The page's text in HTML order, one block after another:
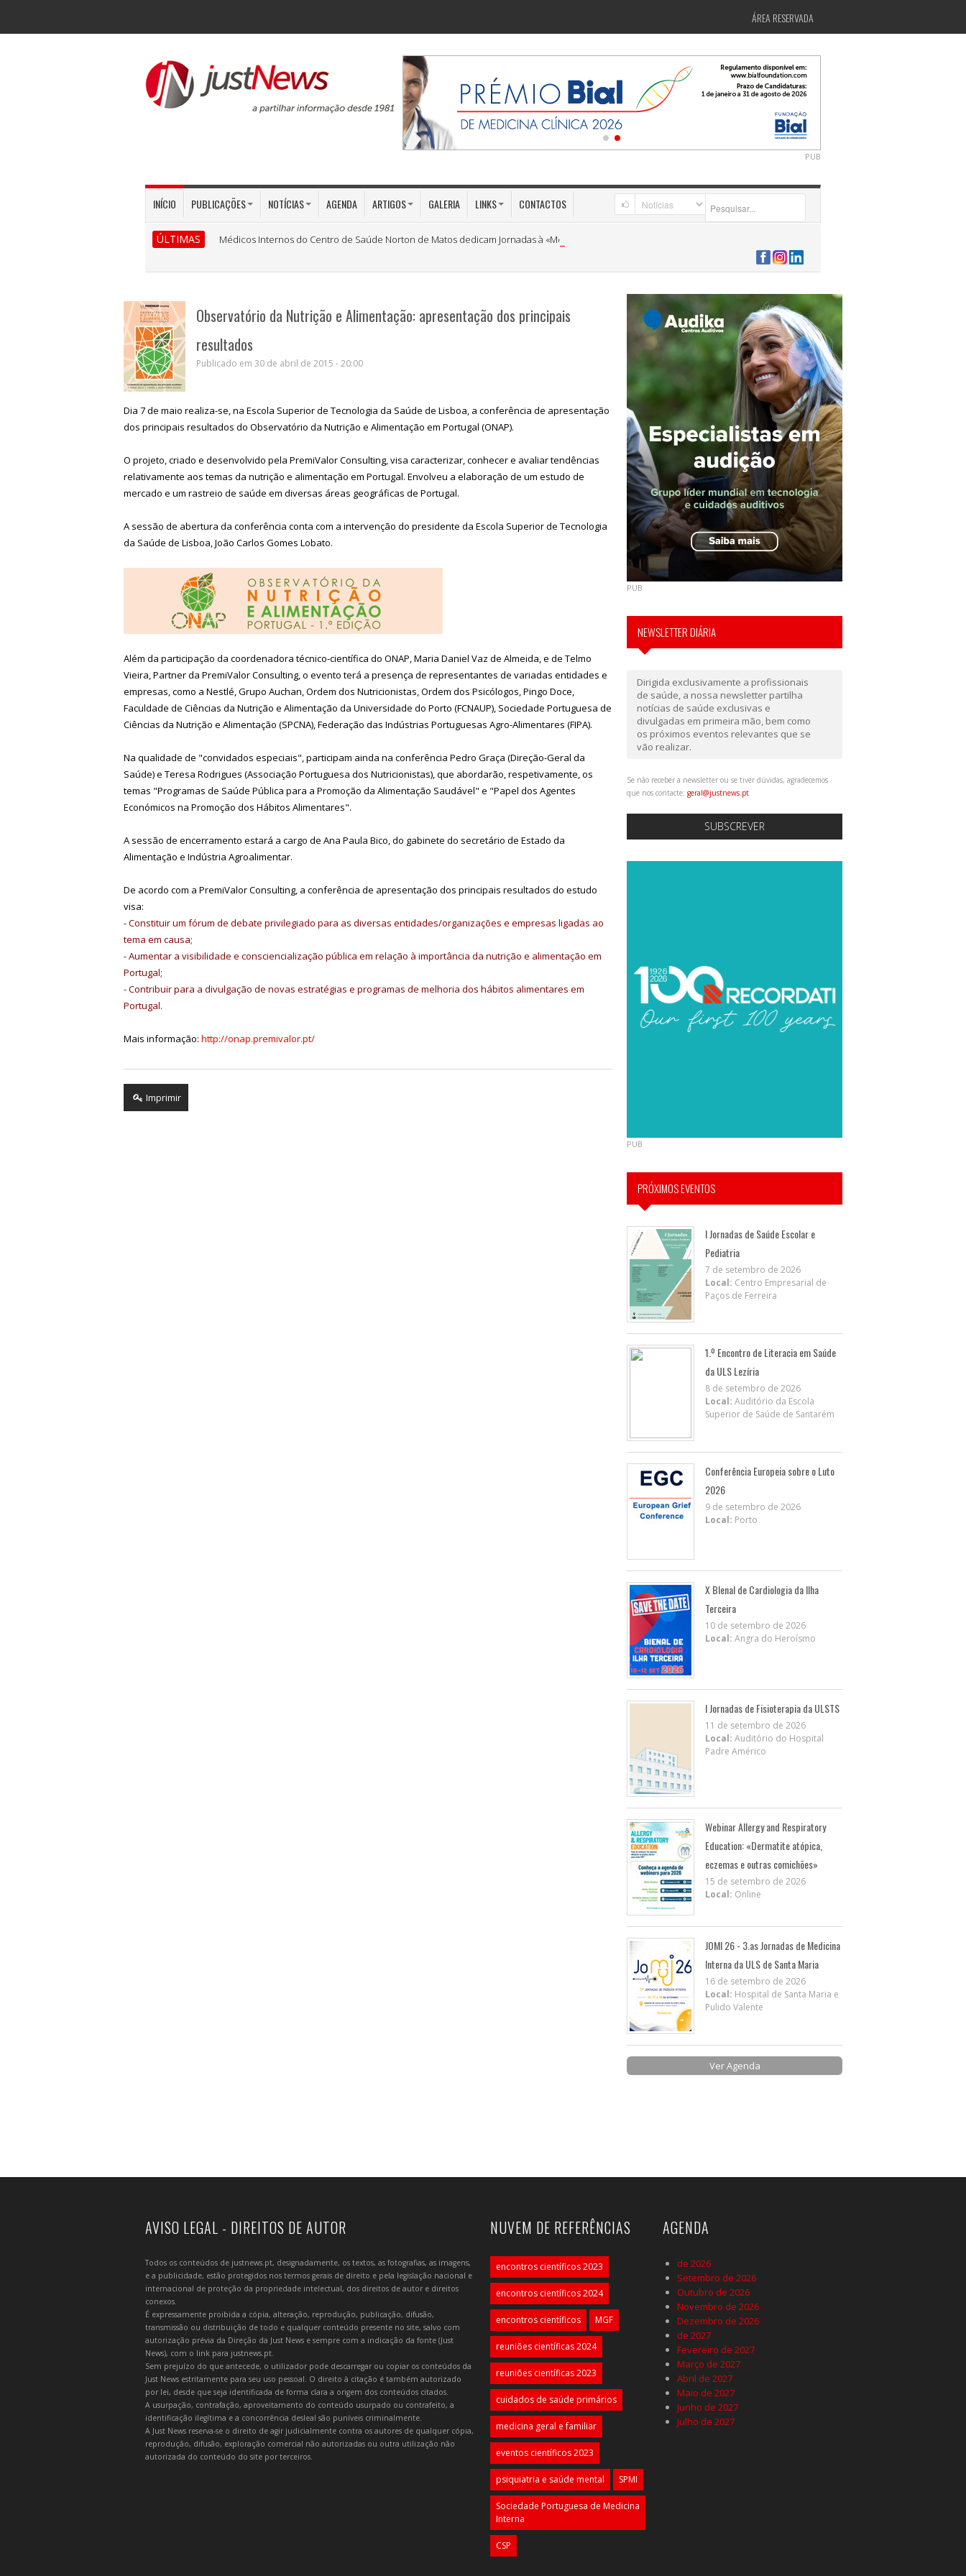
ÁREA RESERVADA
PUB
INÍCIO PUBLICAÇÕES NOTÍCIAS AGENDA ARTIGOS GALERIA LINKS CONTACTOS
ÚLTIMAS Médicos Internos do Centro de Saúde Norton de Matos dedicam Jornadas à «Medicina Preventiva»
Observatório da Nutrição e Alimentação: apresentação dos principais
resultados
Publicado em 30 de abril de 2015 - 20:00
Dia 7 de maio realiza-se, na Escola Superior de Tecnologia da Saúde de Lisboa, a conferência de apresentação
dos principais resultados do Observatório da Nutrição e Alimentação em Portugal (ONAP).
O projeto, criado e desenvolvido pela PremiValor Consulting, visa caracterizar, conhecer e avaliar tendências
relativamente aos temas da nutrição e alimentação em Portugal. Envolveu a elaboração de um estudo de
mercado e um rastreio de saúde em diversas áreas geográficas de Portugal.
A sessão de abertura da conferência conta com a intervenção do presidente da Escola Superior de Tecnologia
da Saúde de Lisboa, João Carlos Gomes Lobato.
Além da participação da coordenadora técnico-científica do ONAP, Maria Daniel Vaz de Almeida, e de Telmo
Vieira, Partner da PremiValor Consulting, o evento terá a presença de representantes de variadas entidades e
empresas, como a Nestlé, Grupo Auchan, Ordem dos Nutricionistas, Ordem dos Psicólogos, Pingo Doce,
Faculdade de Ciências da Nutrição e Alimentação da Universidade do Porto (FCNAUP), Sociedade Portuguesa de
Ciências da Nutrição e Alimentação (SPCNA), Federação das Indústrias Portuguesas Agro-Alimentares (FIPA).
Na qualidade de "convidados especiais", participam ainda na conferência Pedro Graça (Direção-Geral da
Saúde) e Teresa Rodrigues (Associação Portuguesa dos Nutricionistas), que abordarão, respetivamente, os
temas "Programas de Saúde Pública para a Promoção da Alimentação Saudável" e "Papel dos Agentes
Económicos na Promoção dos Hábitos Alimentares".
A sessão de encerramento estará a cargo de Ana Paula Bico, do gabinete do secretário de Estado da
Alimentação e Indústria Agroalimentar.
De acordo com a PremiValor Consulting, a conferência de apresentação dos principais resultados do estudo
visa:
- Constituir um fórum de debate privilegiado para as diversas entidades/organizações e empresas ligadas ao
tema em causa;
- Aumentar a visibilidade e consciencialização pública em relação à importância da nutrição e alimentação em
Portugal;
- Contribuir para a divulgação de novas estratégias e programas de melhoria dos hábitos alimentares em
Portugal.
Mais informação: http://onap.premivalor.pt/
Imprimir
PUB
NEWSLETTER DIÁRIA
Dirigida exclusivamente a profissionais
de saúde, a nossa newsletter partilha
notícias de saúde exclusivas e
divulgadas em primeira mão, bem como
os próximos eventos relevantes que se
vão realizar.
Se não receber a newsletter ou se tiver dúvidas, agradecemos
que nos contacte: geral@justnews.pt
SUBSCREVER
PUB
PRÓXIMOS EVENTOS
I Jornadas de Saúde Escolar e
Pediatria
7 de setembro de 2026
Local: Centro Empresarial de
Paços de Ferreira
1.º Encontro de Literacia em Saúde
da ULS Lezíria
8 de setembro de 2026
Local: Auditório da Escola
Superior de Saúde de Santarém
Conferência Europeia sobre o Luto
2026
9 de setembro de 2026
Local: Porto
X BIenal de Cardiologia da Ilha
Terceira
10 de setembro de 2026
Local: Angra do Heroísmo
I Jornadas de Fisioterapia da ULSTS
11 de setembro de 2026
Local: Auditório do Hospital
Padre Américo
Webinar Allergy and Respiratory
Education: «Dermatite atópica,
eczemas e outras comichões»
15 de setembro de 2026
Local: Online
JOMI 26 - 3.as Jornadas de Medicina
Interna da ULS de Santa Maria
16 de setembro de 2026
Local: Hospital de Santa Maria e
Pulido Valente
Ver Agenda
AVISO LEGAL - DIREITOS DE AUTOR
Todos os conteúdos de justnews.pt, designadamente, os textos, as fotografias, as imagens,
e a publicidade, estão protegidos nos termos gerais de direito e pela legislação nacional e
internacional de proteção da propriedade intelectual, dos direitos de autor e direitos
conexos.
É expressamente proibida a cópia, alteração, reprodução, publicação, difusão,
transmissão ou distribuição de todo e qualquer conteúdo presente no site, salvo com
autorização prévia da Direção da Just News e sempre com a indicação da fonte (Just
News), com o link para justnews.pt.
Sem prejuízo do que antecede, o utilizador pode descarregar ou copiar os conteúdos da
Just News estritamente para seu uso pessoal. O direito à citação é também autorizado
por lei, desde que seja identificada de forma clara a origem dos conteúdos citados.
A usurpação, contrafação, aproveitamento do conteúdo usurpado ou contrafeito, a
identificação ilegítima e a concorrência desleal são puníveis criminalmente.
A Just News reserva-se o direito de agir judicialmente contra os autores de qualquer cópia,
reprodução, difusão, exploração comercial não autorizadas ou outra utilização não
autorizada do conteúdo do site por terceiros.
NUVEM DE REFERÊNCIAS
encontros científicos 2023
encontros científicos 2024
encontros científicos MGF
reuniões científicas 2024
reuniões científicas 2023
cuidados de saúde primários
medicina geral e familiar
eventos científicos 2023
psiquiatria e saúde mental SPMI
Sociedade Portuguesa de Medicina
Interna
CSP
AGENDA
de 2026
Setembro de 2026
Outubro de 2026
Novembro de 2026
Dezembro de 2026
de 2027
Fevereiro de 2027
Março de 2027
Abril de 2027
Maio de 2027
Junho de 2027
Julho de 2027